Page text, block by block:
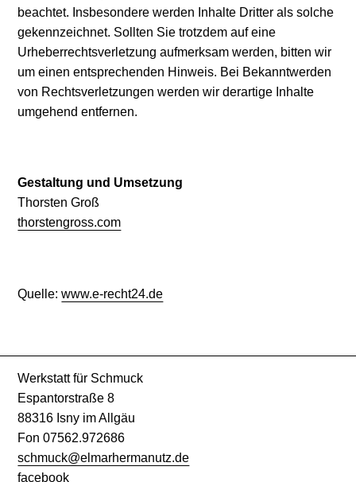
beachtet. Insbesondere werden Inhalte Dritter als solche
gekennzeichnet. Sollten Sie trotzdem auf eine
Urheberrechtsverletzung aufmerksam werden, bitten wir
um einen entsprechenden Hinweis. Bei Bekanntwerden
von Rechtsverletzungen werden wir derartige Inhalte
umgehend entfernen.
Gestaltung und Umsetzung
Thorsten Groß
thorstengross.com
Quelle:www.e-recht24.de
Werkstatt für Schmuck
Espantorstraße 8
88316 Isny im Allgäu
Fon 07562.972686
schmuck@elmarhermanutz.de
facebook